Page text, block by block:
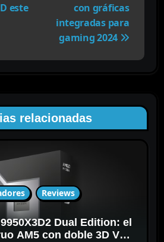
este
con gráficas
integradas para
gaming 2024
relacionadas
Reviews
Dual Edition: el
AM5 con doble 3D V-